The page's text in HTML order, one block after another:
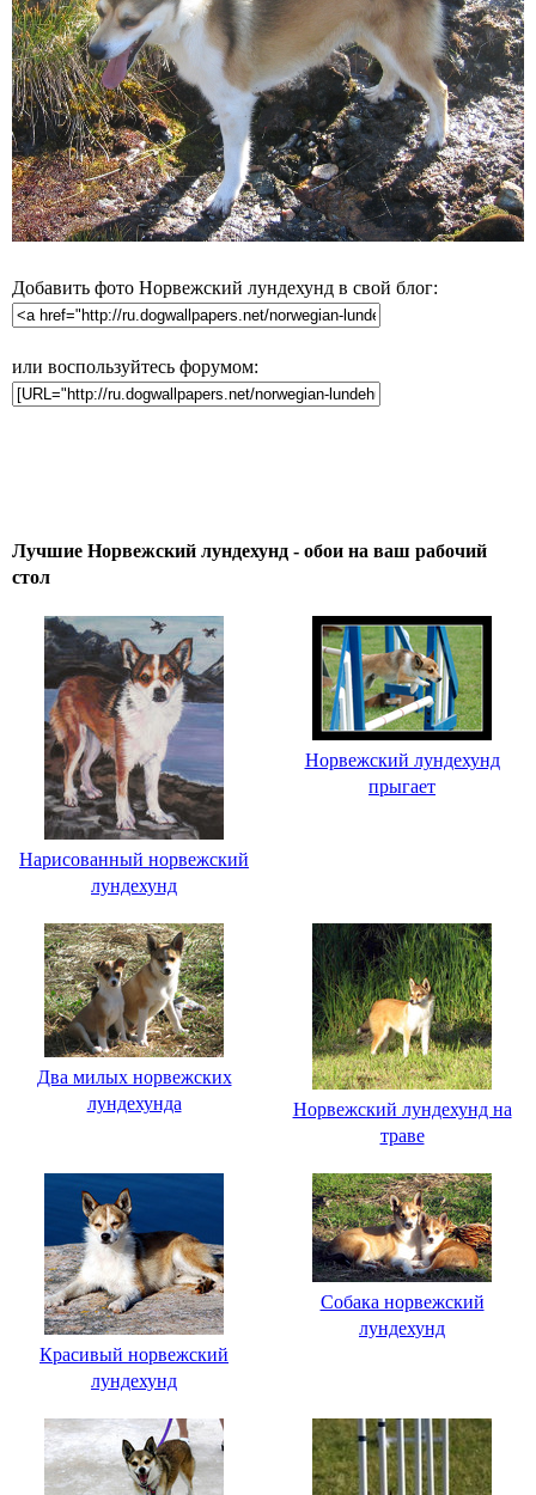
Добавить фото Норвежский лундехунд в свой блог:
или воспользуйтесь форумом:
Лучшие Норвежский лундехунд - обои на ваш рабочий
стол
Нарисованный норвежский
лундехунд
Норвежский лундехунд
прыгает
Два милых норвежских
лундехунда
Норвежский лундехунд на
траве
Красивый норвежский
лундехунд
Собака норвежский
лундехунд